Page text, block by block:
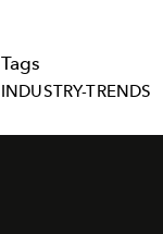
Tags
INDUSTRY-TRENDS